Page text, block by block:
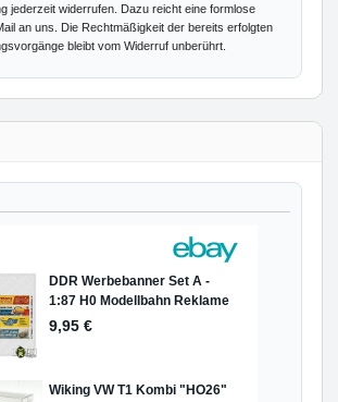
jederzeit widerrufen. Dazu reicht eine formlose
an uns. Die Rechtmäßigkeit der bereits erfolgten
bleibt vom Widerruf unberührt.